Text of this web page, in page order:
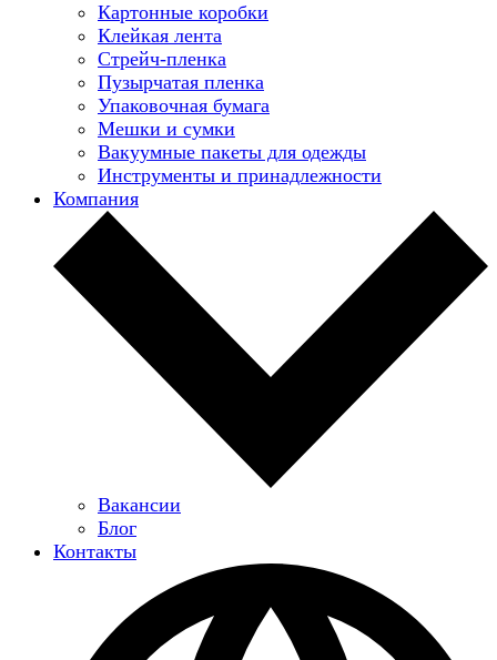
Картонные коробки
Клейкая лента
Стрейч-пленка
Пузырчатая пленка
Упаковочная бумага
Мешки и сумки
Вакуумные пакеты для одежды
Инструменты и принадлежности
Компания
Вакансии
Блог
Контакты